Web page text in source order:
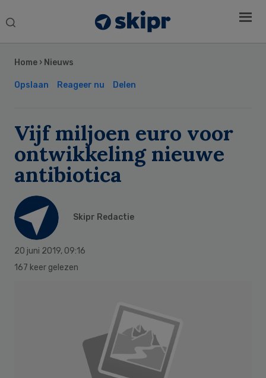
Search
Home › Nieuws
Opslaan Reageer nu Delen
Vijf miljoen euro voor
ontwikkeling nieuwe
antibiotica
Skipr Redactie
20 juni 2019, 09:16
167 keer gelezen
Sidebar